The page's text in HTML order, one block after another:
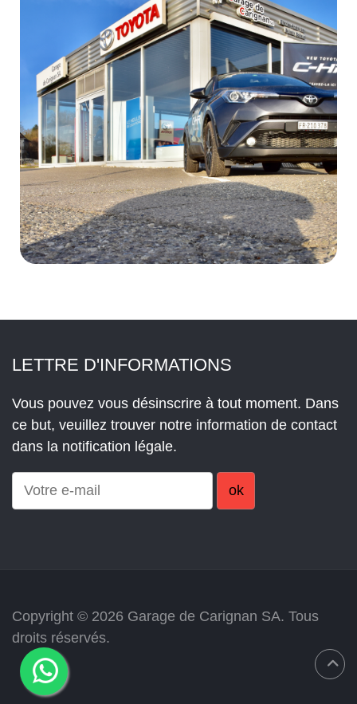
LETTRE D'INFORMATIONS
Vous pouvez vous désinscrire à tout moment. Dans
ce but, veuillez trouver notre information de contact
dans la notification légale.
Copyright © 2026 Garage de Carignan SA. Tous
droits réservés.